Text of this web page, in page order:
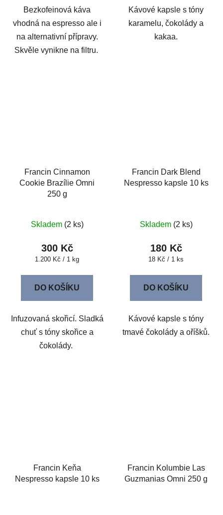
Bezkofeinová káva
vhodná na espresso ale i
na alternativní přípravy.
Skvěle vynikne na filtru.
Kávové kapsle s tóny
karamelu, čokolády a
kakaa.
Francin Cinnamon
Cookie Brazílie Omni
250 g
Skladem (2 ks)
300 Kč
Měrná
1.200 Kč / 1 kg
DO KOŠÍKU
Infuzovaná skořicí. Sladká
chuť s tóny skořice a
čokolády.
Francin Dark Blend
Nespresso kapsle 10 ks
Skladem (2 ks)
180 Kč
Měrná
18 Kč / 1 ks
DO KOŠÍKU
Kávové kapsle s tóny
tmavé čokolády a oříšků.
Francin Keňa
Nespresso kapsle 10 ks
Francin Kolumbie Las
Guzmanias Omni 250 g